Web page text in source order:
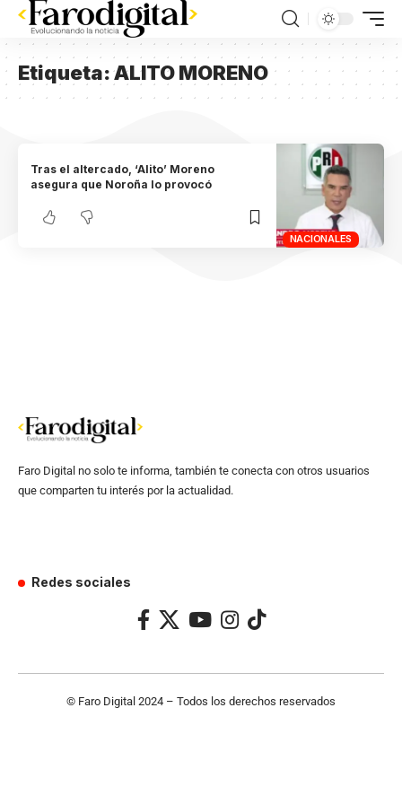
Etiqueta:ALITO MORENO
NACIONALES
Tras el altercado, ‘Alito’ Moreno
asegura que Noroña lo provocó
Faro Digital no solo te informa, también te conecta con otros usuarios
que comparten tu interés por la actualidad.
Redes sociales
© Faro Digital 2024 – Todos los derechos reservados